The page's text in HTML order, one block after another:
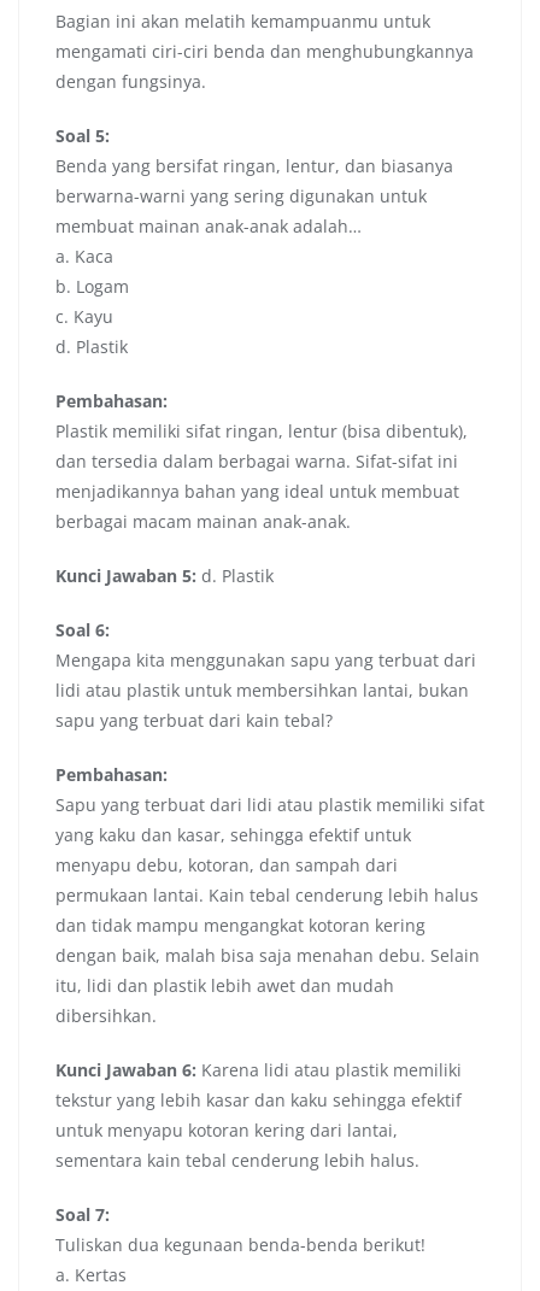
Bagian ini akan melatih kemampuanmu untuk
mengamati ciri-ciri benda dan menghubungkannya
dengan fungsinya.
Soal 5:
Benda yang bersifat ringan, lentur, dan biasanya
berwarna-warni yang sering digunakan untuk
membuat mainan anak-anak adalah…
a. Kaca
b. Logam
c. Kayu
d. Plastik
Pembahasan:
Plastik memiliki sifat ringan, lentur (bisa dibentuk),
dan tersedia dalam berbagai warna. Sifat-sifat ini
menjadikannya bahan yang ideal untuk membuat
berbagai macam mainan anak-anak.
Kunci Jawaban 5: d. Plastik
Soal 6:
Mengapa kita menggunakan sapu yang terbuat dari
lidi atau plastik untuk membersihkan lantai, bukan
sapu yang terbuat dari kain tebal?
Pembahasan:
Sapu yang terbuat dari lidi atau plastik memiliki sifat
yang kaku dan kasar, sehingga efektif untuk
menyapu debu, kotoran, dan sampah dari
permukaan lantai. Kain tebal cenderung lebih halus
dan tidak mampu mengangkat kotoran kering
dengan baik, malah bisa saja menahan debu. Selain
itu, lidi dan plastik lebih awet dan mudah
dibersihkan.
Kunci Jawaban 6: Karena lidi atau plastik memiliki
tekstur yang lebih kasar dan kaku sehingga efektif
untuk menyapu kotoran kering dari lantai,
sementara kain tebal cenderung lebih halus.
Soal 7:
Tuliskan dua kegunaan benda-benda berikut!
a. Kertas